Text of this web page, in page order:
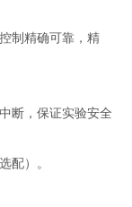
制精确可靠，精
断，保证实验安全
配）。